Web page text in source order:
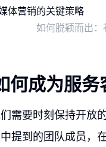
如何脱颖而出
何成为服务
需要时刻保持开放
提到的团队成员，